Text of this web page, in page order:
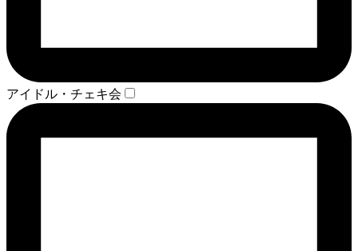
アイドル・チェキ会